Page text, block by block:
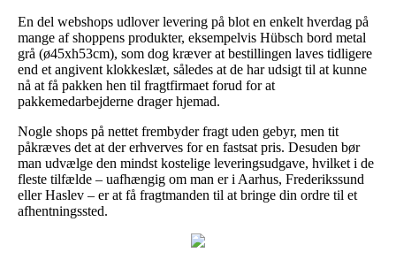
En del webshops udlover levering på blot en enkelt hverdag på
mange af shoppens produkter, eksempelvis Hübsch bord metal
grå (ø45xh53cm), som dog kræver at bestillingen laves tidligere
end et angivent klokkeslæt, således at de har udsigt til at kunne
nå at få pakken hen til fragtfirmaet forud for at
pakkemedarbejderne drager hjemad.
Nogle shops på nettet frembyder fragt uden gebyr, men tit
påkræves det at der erhverves for en fastsat pris. Desuden bør
man udvælge den mindst kostelige leveringsudgave, hvilket i de
fleste tilfælde – uafhængig om man er i Aarhus, Frederikssund
eller Haslev – er at få fragtmanden til at bringe din ordre til et
afhentningssted.